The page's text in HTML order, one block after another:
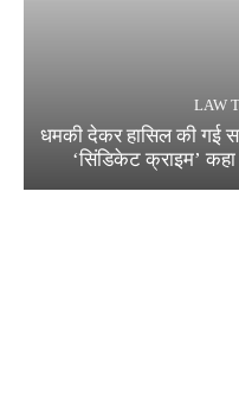
LAW
धमकी देकर हासिल की गई
‘सिंडिकेट क्राइम’